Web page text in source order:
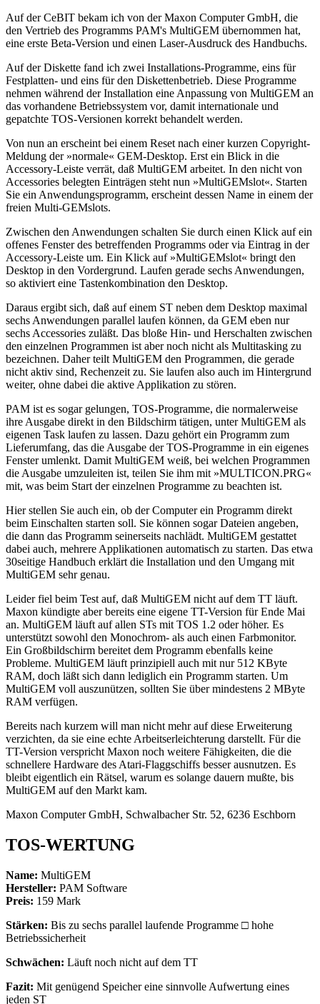
Auf der CeBIT bekam ich von der Maxon Computer GmbH, die
den Vertrieb des Programms PAM's MultiGEM übernommen hat,
eine erste Beta-Version und einen Laser-Ausdruck des Handbuchs.
Auf der Diskette fand ich zwei Installations-Programme, eins für
Festplatten- und eins für den Diskettenbetrieb. Diese Programme
nehmen während der Installation eine Anpassung von MultiGEM an
das vorhandene Betriebssystem vor, damit internationale und
gepatchte TOS-Versionen korrekt behandelt werden.
Von nun an erscheint bei einem Reset nach einer kurzen Copyright-
Meldung der »normale« GEM-Desktop. Erst ein Blick in die
Accessory-Leiste verrät, daß MultiGEM arbeitet. In den nicht von
Accessories belegten Einträgen steht nun »MultiGEMslot«. Starten
Sie ein Anwendungsprogramm, erscheint dessen Name in einem der
freien Multi-GEMslots.
Zwischen den Anwendungen schalten Sie durch einen Klick auf ein
offenes Fenster des betreffenden Programms oder via Eintrag in der
Accessory-Leiste um. Ein Klick auf »MultiGEMslot« bringt den
Desktop in den Vordergrund. Laufen gerade sechs Anwendungen,
so aktiviert eine Tastenkombination den Desktop.
Daraus ergibt sich, daß auf einem ST neben dem Desktop maximal
sechs Anwendungen parallel laufen können, da GEM eben nur
sechs Accessories zuläßt. Das bloße Hin- und Herschalten zwischen
den einzelnen Programmen ist aber noch nicht als Multitasking zu
bezeichnen. Daher teilt MultiGEM den Programmen, die gerade
nicht aktiv sind, Rechenzeit zu. Sie laufen also auch im Hintergrund
weiter, ohne dabei die aktive Applikation zu stören.
PAM ist es sogar gelungen, TOS-Programme, die normalerweise
ihre Ausgabe direkt in den Bildschirm tätigen, unter MultiGEM als
eigenen Task laufen zu lassen. Dazu gehört ein Programm zum
Lieferumfang, das die Ausgabe der TOS-Programme in ein eigenes
Fenster umlenkt. Damit MultiGEM weiß, bei welchen Programmen
die Ausgabe umzuleiten ist, teilen Sie ihm mit »MULTICON.PRG«
mit, was beim Start der einzelnen Programme zu beachten ist.
Hier stellen Sie auch ein, ob der Computer ein Programm direkt
beim Einschalten starten soll. Sie können sogar Dateien angeben,
die dann das Programm seinerseits nachlädt. MultiGEM gestattet
dabei auch, mehrere Applikationen automatisch zu starten. Das etwa
30seitige Handbuch erklärt die Installation und den Umgang mit
MultiGEM sehr genau.
Leider fiel beim Test auf, daß MultiGEM nicht auf dem TT läuft.
Maxon kündigte aber bereits eine eigene TT-Version für Ende Mai
an. MultiGEM läuft auf allen STs mit TOS 1.2 oder höher. Es
unterstützt sowohl den Monochrom- als auch einen Farbmonitor.
Ein Großbildschirm bereitet dem Programm ebenfalls keine
Probleme. MultiGEM läuft prinzipiell auch mit nur 512 KByte
RAM, doch läßt sich dann lediglich ein Programm starten. Um
MultiGEM voll auszunützen, sollten Sie über mindestens 2 MByte
RAM verfügen.
Bereits nach kurzem will man nicht mehr auf diese Erweiterung
verzichten, da sie eine echte Arbeitserleichterung darstellt. Für die
TT-Version verspricht Maxon noch weitere Fähigkeiten, die die
schnellere Hardware des Atari-Flaggschiffs besser ausnutzen. Es
bleibt eigentlich ein Rätsel, warum es solange dauern mußte, bis
MultiGEM auf den Markt kam.
Maxon Computer GmbH, Schwalbacher Str. 52, 6236 Eschborn
TOS-WERTUNG
Name: MultiGEM
Hersteller: PAM Software
Preis: 159 Mark
Stärken: Bis zu sechs parallel laufende Programme □ hohe
Betriebssicherheit
Schwächen: Läuft noch nicht auf dem TT
Fazit: Mit genügend Speicher eine sinnvolle Aufwertung eines
jeden ST